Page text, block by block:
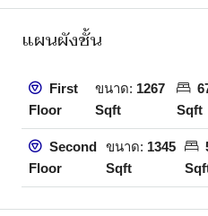
แผนผังชั้น
First
Floor
ขนาด: 1267
Sqft
Sqft
Second
Floor
ขนาด: 1345
Sqft